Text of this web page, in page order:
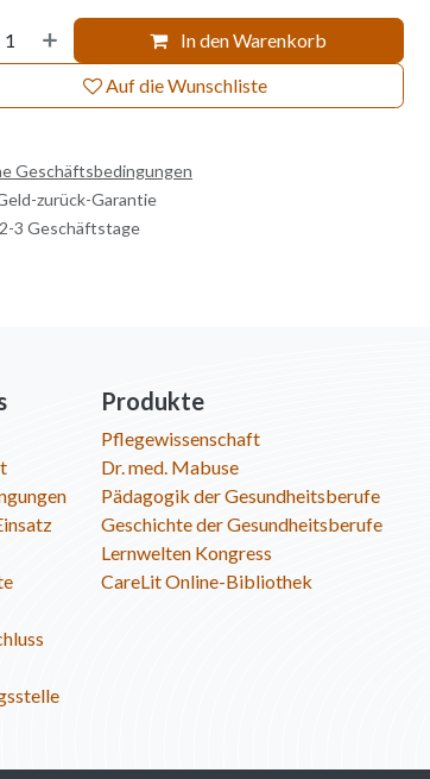
In den Warenkorb
Auf die Wunschliste
Geschäftsbedingungen
zurück-Garantie
3 Geschäftstage
Produkte
Pflegewissenschaft
Dr. med. Mabuse
Pädagogik der Gesundheitsberufe
Geschichte der Gesundheitsberufe
Lernwelten Kongress
CareLit Online-Bibliothek